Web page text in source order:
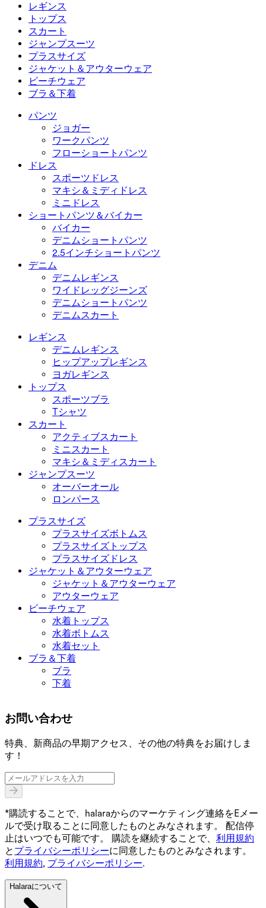
ミニドレス
デニムショートパンツ
2.5インチショートパンツ
デニムレギンス
ワイドレッグジーンズ
デニムショートパンツ
デニムスカート
レギンス
レギンス
デニムレギンス
ヒップアップレギンス
ヨガレギンス
トップス
トップス
スポーツブラ
Tシャツ
スカート
スカート
アクティブスカート
ミニスカート
マキシ＆ミディスカート
ジャンプスーツ
ジャンプスーツ
オーバーオール
ロンパース
プラスサイズ
プラスサイズ
プラスサイズボトムス
プラスサイズトップス
プラスサイズドレス
ジャケット＆アウターウェア
ジャケット＆アウターウェア
ジャケット＆アウターウェア
アウターウェア
ビーチウェア
ビーチウェア
水着トップス
水着ボトムス
水着セット
ブラ＆下着
ブラ＆下着
ブラ
下着
パンツ
ジョガー
ワークパンツ
フローショートパンツ
ドレス
スポーツドレス
マキシ＆ミディドレス
ミニドレス
ショートパンツ＆バイカー
バイカー
デニムショートパンツ
2.5インチショートパンツ
デニム
デニムレギンス
ワイドレッグジーンズ
デニムショートパンツ
デニムスカート
レギンス
デニムレギンス
ヒップアップレギンス
ヨガレギンス
トップス
スポーツブラ
Tシャツ
スカート
アクティブスカート
ミニスカート
マキシ＆ミディスカート
ジャンプスーツ
オーバーオール
ロンパース
プラスサイズ
プラスサイズボトムス
プラスサイズトップス
プラスサイズドレス
ジャケット＆アウターウェア
ジャケット＆アウターウェア
アウターウェア
ビーチウェア
水着トップス
水着ボトムス
水着セット
ブラ＆下着
ブラ
下着
お問い合わせ
特典、新商品の早期アクセス、その他の特典をお届けしま
す！
*購読することで、halaraからのマーケティング連絡をEメー
ルで受け取ることに同意したものとみなされます。 配信停
止はいつでも可能です。 購読を継続することで、 利用規約
と プライバシーポリシーに同意したものとみなされます。
利用規約, プライバシーポリシー.
Halaraについて